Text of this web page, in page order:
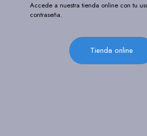
Accede a nuestra tienda online con tu
contraseña.
Tienda online